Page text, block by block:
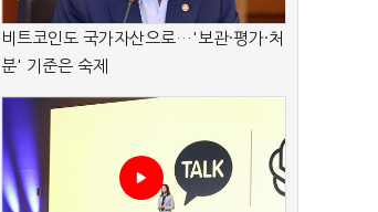
비트코인도 국가자산으로…'보관·평가·처
분' 기준은 숙제